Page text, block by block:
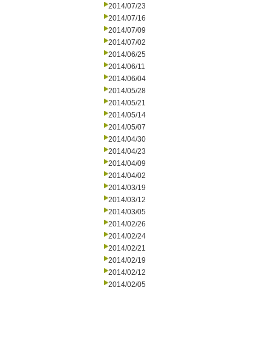
2014/07/23
2014/07/16
2014/07/09
2014/07/02
2014/06/25
2014/06/11
2014/06/04
2014/05/28
2014/05/21
2014/05/14
2014/05/07
2014/04/30
2014/04/23
2014/04/09
2014/04/02
2014/03/19
2014/03/12
2014/03/05
2014/02/26
2014/02/24
2014/02/21
2014/02/19
2014/02/12
2014/02/05